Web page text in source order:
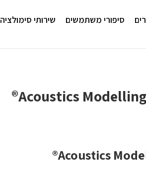
סיפורי משתמשים שירותי סימולציה
Acoustics
Acoustics